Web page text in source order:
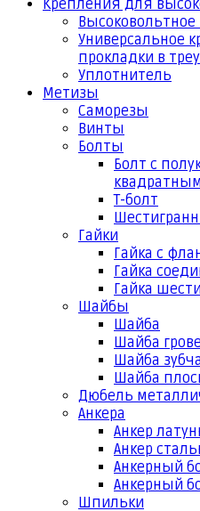
Крепления для
Универсальное
прокладки в
Уплотнитель
Метизы
Саморезы
Винты
Болты
Болт с
Т-болт
Гайки
Гайка с
Гайка
Гайка
Шайбы
Шайба
Шайба
Шайба
Шайба
Дюбель
Анкера
Анкер
Анкер
Анкерный
Анкерный
Шпильки